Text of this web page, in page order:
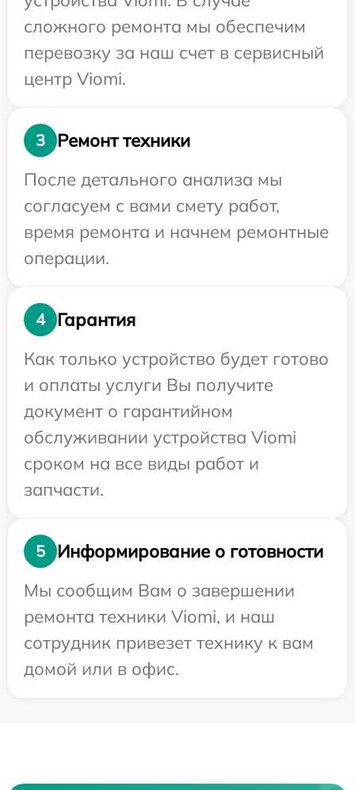
сложного ремонта мы обеспечим
перевозку за наш счет в сервисный
центр Viomi.
3
Ремонт техники
После детального анализа мы
согласуем с вами смету работ,
время ремонта и начнем ремонтные
операции.
4
Гарантия
Как только устройство будет готово
и оплаты услуги Вы получите
документ о гарантийном
обслуживании устройства Viomi
сроком на все виды работ и
запчасти.
5
Информирование о готовности
Мы сообщим Вам о завершении
ремонта техники Viomi, и наш
сотрудник привезет технику к вам
домой или в офис.